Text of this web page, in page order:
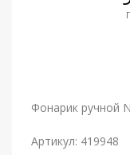
Фонарик ручной
Артикул: 419948